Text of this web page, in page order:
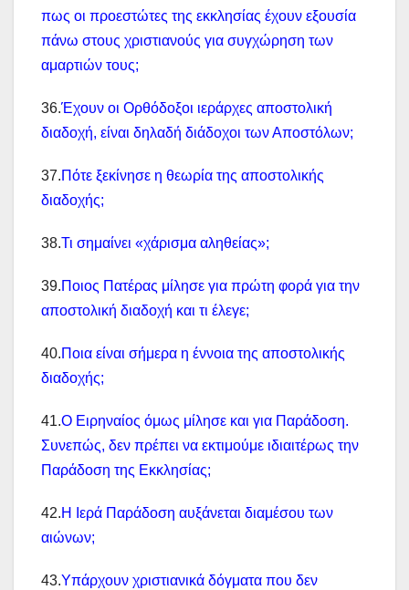
πως οι προεστώτες της εκκλησίας έχουν εξουσία
πάνω στους χριστιανούς για συγχώρηση των
αμαρτιών τους;
36.Έχουν οι Ορθόδοξοι ιεράρχες αποστολική
διαδοχή, είναι δηλαδή διάδοχοι των Αποστόλων;
37.Πότε ξεκίνησε η θεωρία της αποστολικής
διαδοχής;
38.Τι σημαίνει «χάρισμα αληθείας»;
39.Ποιος Πατέρας μίλησε για πρώτη φορά για την
αποστολική διαδοχή και τι έλεγε;
40.Ποια είναι σήμερα η έννοια της αποστολικής
διαδοχής;
41.Ο Ειρηναίος όμως μίλησε και για Παράδοση.
Συνεπώς, δεν πρέπει να εκτιμούμε ιδιαιτέρως την
Παράδοση της Εκκλησίας;
42.Η Ιερά Παράδοση αυξάνεται διαμέσου των
αιώνων;
43.Υπάρχουν χριστιανικά δόγματα που δεν